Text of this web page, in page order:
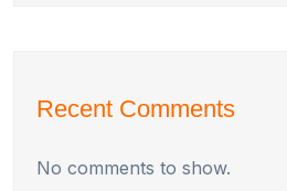
Recent Comments
No comments to show.